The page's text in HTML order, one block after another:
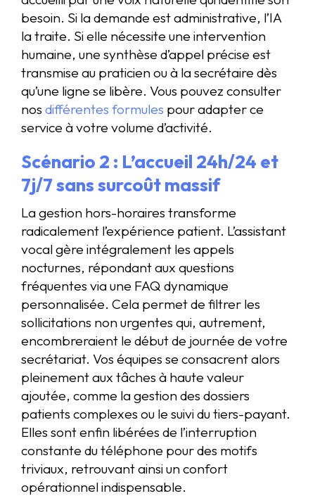
besoin. Si la demande est administrative, l’IA
la traite. Si elle nécessite une intervention
humaine, une synthèse d’appel précise est
transmise au praticien ou à la secrétaire dès
qu’une ligne se libère. Vous pouvez consulter
nos différentes formules pour adapter ce
service à votre volume d’activité.
Scénario 2 : L’accueil 24h/24 et
7j/7 sans surcoût massif
La gestion hors-horaires transforme
radicalement l’expérience patient. L’assistant
vocal gère intégralement les appels
nocturnes, répondant aux questions
fréquentes via une FAQ dynamique
personnalisée. Cela permet de filtrer les
sollicitations non urgentes qui, autrement,
encombreraient le début de journée de votre
secrétariat. Vos équipes se consacrent alors
pleinement aux tâches à haute valeur
ajoutée, comme la gestion des dossiers
patients complexes ou le suivi du tiers-payant.
Elles sont enfin libérées de l’interruption
constante du téléphone pour des motifs
triviaux, retrouvant ainsi un confort
opérationnel indispensable.